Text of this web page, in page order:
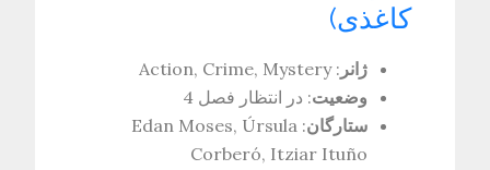
کاغذی)
ژانر : Action, Crime, Mystery
وضعیت: در انتظار فصل 4
ستارگان : Edan Moses, Úrsula
Corberó, Itziar Ituño